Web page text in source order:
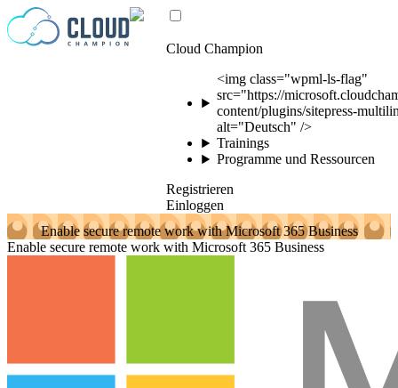
Zum Inhalt springen
Cloud Champion
<img class="wpml-ls-flag"
src="https://
content/plugins/sitepress-
alt="Deutsch" />
Trainings
Programme und Ressourcen
Registrieren
Einloggen
Enable secure remote work with Microsoft 365 Business
Enable secure remote work with Microsoft 365 Business